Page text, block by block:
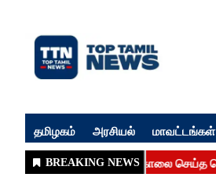
தமிழகம் அரசியல் மாவட்டங்கள்